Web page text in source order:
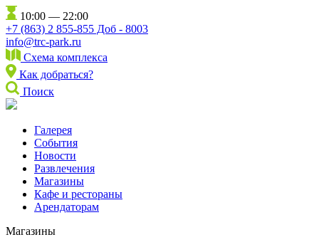
10:00 — 22:00
+7 (863) 2 855-855 Доб - 8003
info@trc-park.ru
Схема комплекса
Как добраться?
Поиск
Галерея
События
Новости
Развлечения
Магазины
Кафе и рестораны
Арендаторам
Магазины